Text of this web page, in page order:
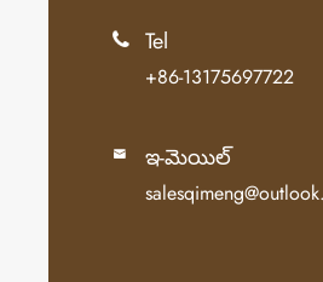
 Tel
+86-13175697722
 ఇ-మెయిల్